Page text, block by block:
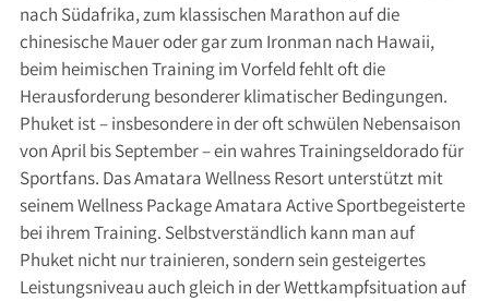
nach Südafrika, zum klassischen Marathon auf die
chinesische Mauer oder gar zum Ironman nach Hawaii,
beim heimischen Training im Vorfeld fehlt oft die
Herausforderung besonderer klimatischer Bedingungen.
Phuket ist – insbesondere in der oft schwülen Nebensaison
von April bis September – ein wahres Trainingseldorado für
Sportfans. Das Amatara Wellness Resort unterstützt mit
seinem Wellness Package Amatara Active Sportbegeisterte
bei ihrem Training. Selbstverständlich kann man auf
Phuket nicht nur trainieren, sondern sein gesteigertes
Leistungsniveau auch gleich in der Wettkampfsituation auf